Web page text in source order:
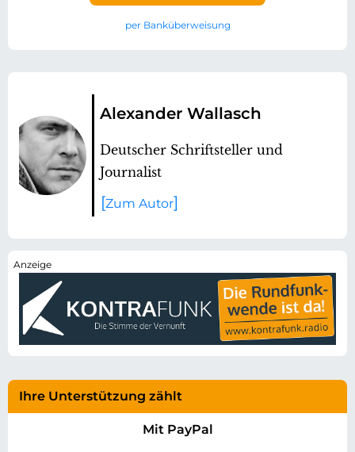
per Banküberweisung
Alexander Wallasch
Deutscher Schriftsteller und
Journalist
Zum Autor
Ihre Unterstützung zählt
Mit PayPal